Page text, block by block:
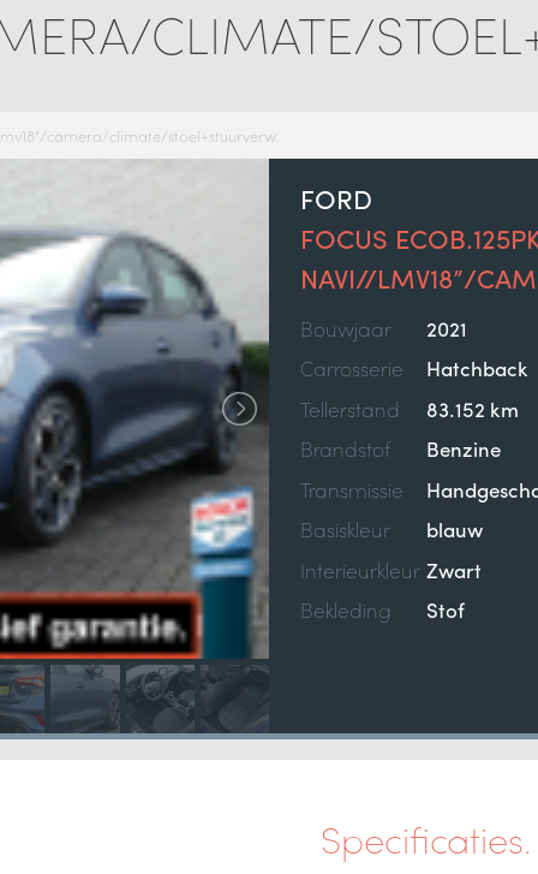
CLIMATE/
camera/climate/stoel+stuurverw.
FORD
FOCUS
NAVI//LMV18”/
Bouwjaar
2021
Carrosserie
Hatchback
Tellerstand
83.152 km
Brandstof
Benzine
Transmissie
Basiskleur
blauw
Interieurkleur Zwart
Bekleding
Stof
Specificaties.